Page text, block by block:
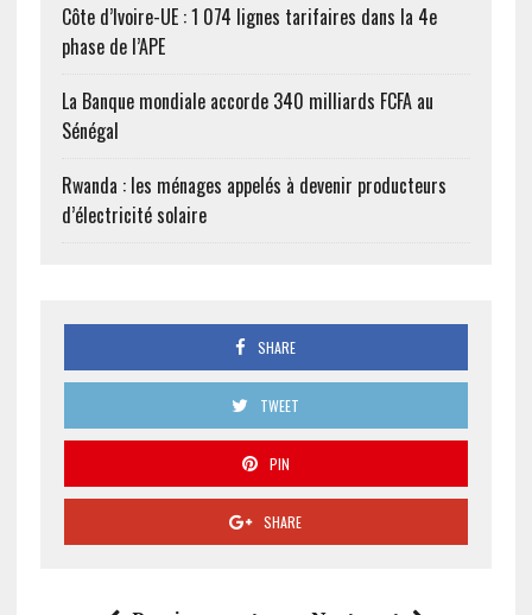
Côte d’Ivoire-UE : 1 074 lignes tarifaires dans la 4e
phase de l’APE
La Banque mondiale accorde 340 milliards FCFA au
Sénégal
Rwanda : les ménages appelés à devenir producteurs
d’électricité solaire
SHARE
TWEET
PIN
SHARE